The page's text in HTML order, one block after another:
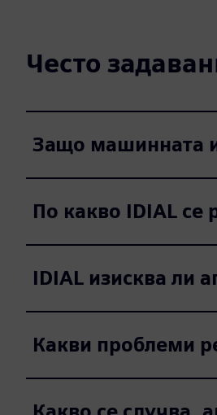
Често
Защо машинната
По какво IDIAL се
IDIAL изисква ли
Какви проблеми